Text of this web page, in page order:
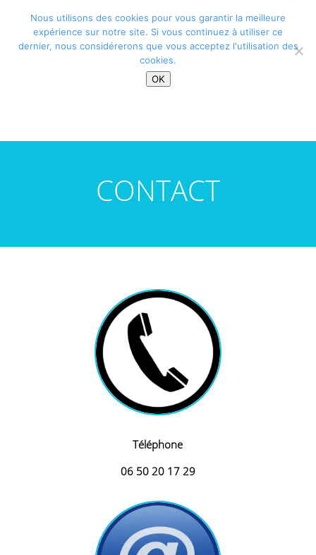
Sélectionner une page
CONTACT
Téléphone
06 50 20 17 29
Nous utilisons des cookies pour vous garantir la meilleure
expérience sur notre site. Si vous continuez à utiliser ce
dernier, nous considérerons que vous acceptez l'utilisation des
cookies.
OK